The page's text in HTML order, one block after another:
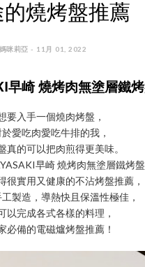
燒烤盤推薦
咪莉亞 - 11月 01, 2022
早崎 燒烤肉無塗層鐵
要入手一個燒肉烤盤，
愛吃肉愛吃牛排的我，
真的可以把肉煎得更美味。
早崎 燒烤肉無塗層鐵烤盤
很實用又健康的不沾烤盤推薦，
製造，導熱快且保溫性極佳，
以完成各式各樣的料理，
必備的電磁爐烤盤推薦！